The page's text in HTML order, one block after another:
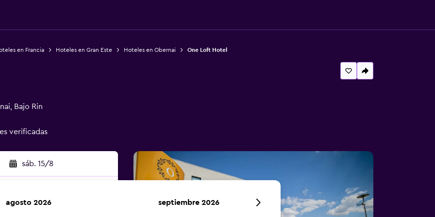
en Francia Hoteles en Gran Este Hoteles en Obernai One Loft Hotel
Bajo Rin
verificadas
sáb. 15/8
agosto 2026 septiembre 2026